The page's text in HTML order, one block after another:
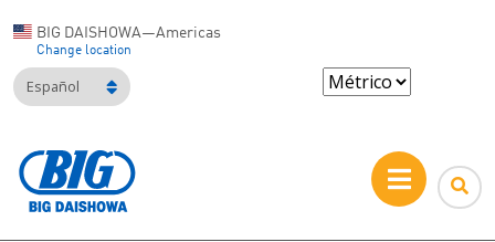
BIG DAISHOWA—Americas
Change location
Español